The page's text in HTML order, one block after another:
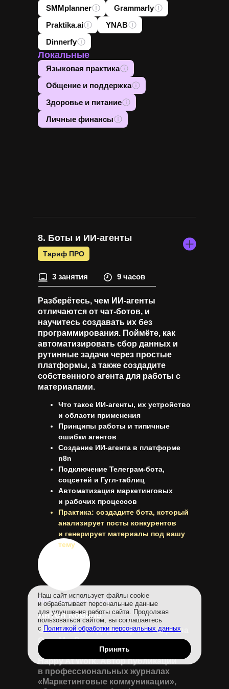
SMMplanner
Grammarly
Praktika.ai
YNAB
Dinnerfy
Локальные
Языковая практика
Общение и поддержка
Здоровье и питание
Личные финансы
8. Боты и ИИ-агенты
Тариф ПРО
9 часов
3 занятия
Антон Коваль
Основатель и директор ИИ-стартапа
OpenMe. Руководитель агентства
Apostrophe Digital. Соавтор подкаста
Happy At Work. Автор публикаций
в профессиональных журналах
«Маркетинговые коммуникации»,
Преподаватель блока
Разберётесь, чем ИИ-агенты
отличаются от чат-ботов, и
научитесь создавать их без
программирования. Поймёте, как
автоматизировать сбор данных и
рутинные задачи через простые
платформы, а также создадите
собственного агента для работы с
материалами.
Что такое ИИ-агенты, их устройство
и области применения
Принципы работы и типичные
ошибки агентов
Создание ИИ-агента в платформе
n8n
Подключение Телеграм-бота,
соцсетей и Гугл-таблиц
Автоматизация маркетинговых
и рабочих процессов
Практика: создадите бота, который
анализирует посты конкурентов
и генерирует материалы под вашу
тему
Принять
Наш сайт использует файлы cookie
и обрабатывает персональные данные
для улучшения работы сайта. Продолжая
пользоваться сайтом, вы соглашаетесь
с Политикой обработки персональных данных